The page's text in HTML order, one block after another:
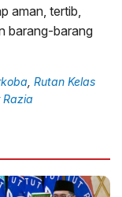
aman, tertib,
barang-barang
Rutan Kelas
Razia